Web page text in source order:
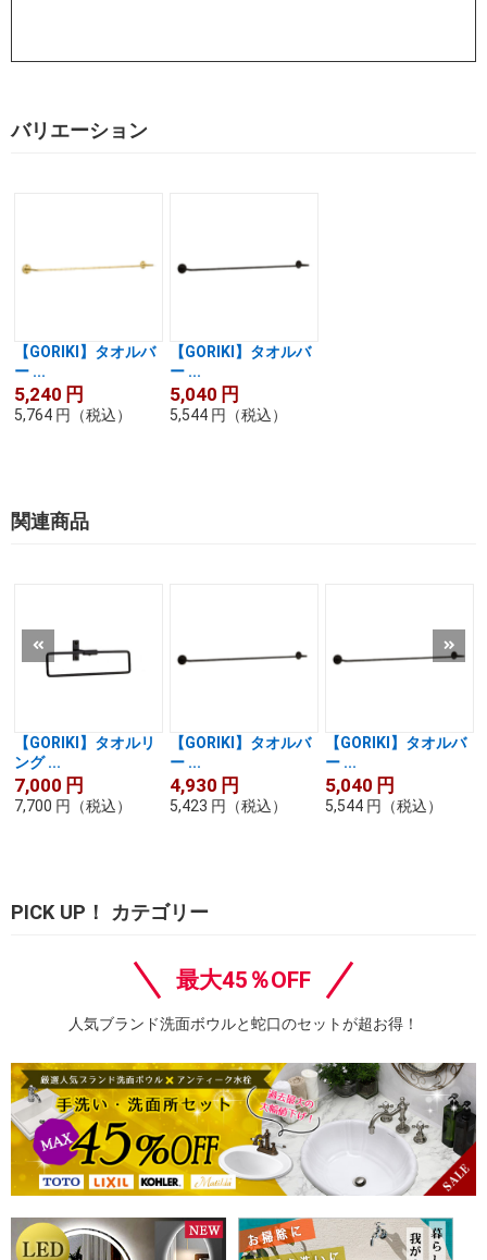
バリエーション
【GORIKI】タオルバ
ー ...
5,240 円
5,764 円 （税込）
【GORIKI】タオルバ
ー ...
5,040 円
5,544 円 （税込）
関連商品
【GORIKI】タオルリ
ング ...
7,000 円
7,700 円 （税込）
【GORIKI】タオルバ
ー ...
4,930 円
5,423 円 （税込）
【GORIKI】タオルバ
ー ...
5,040 円
5,544 円 （税込）
PICK UP！ カテゴリー
最大45％OFF
人気ブランド洗面ボウルと蛇口のセットが超お得！